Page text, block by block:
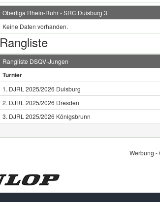
Oberliga Rhein-Ruhr - SRC Duisburg 3
Keine Daten vorhanden.
Rangliste
Rangliste DSQV-Jungen
Turnier
1. DJRL 2025/2026 Duisburg
2. DJRL 2025/2026 Dresden
3. DJRL 2025/2026 Königsbrunn
Werbung -